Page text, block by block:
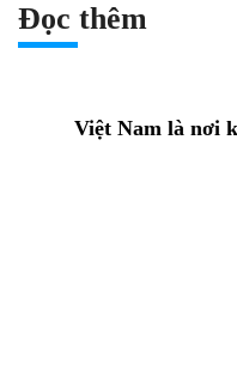
Đọc thêm
Việt Nam là nơi